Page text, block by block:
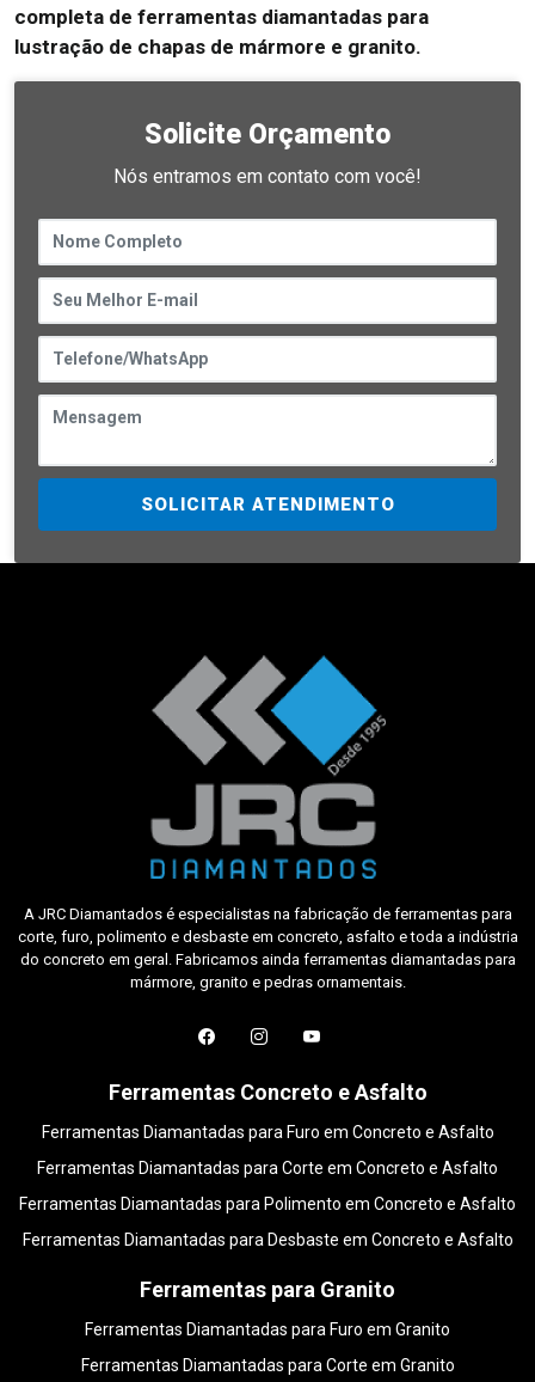
completa de ferramentas diamantadas para
lustração de chapas de mármore e granito.
Solicite Orçamento
Nós entramos em contato com você!
SOLICITAR ATENDIMENTO
A JRC Diamantados é especialistas na fabricação de ferramentas para
corte, furo, polimento e desbaste em concreto, asfalto e toda a indústria
do concreto em geral. Fabricamos ainda ferramentas diamantadas para
mármore, granito e pedras ornamentais.
Ferramentas Concreto e Asfalto
Ferramentas Diamantadas para Furo em Concreto e Asfalto
Ferramentas Diamantadas para Corte em Concreto e Asfalto
Ferramentas Diamantadas para Polimento em Concreto e Asfalto
Ferramentas Diamantadas para Desbaste em Concreto e Asfalto
Ferramentas para Granito
Ferramentas Diamantadas para Furo em Granito
Ferramentas Diamantadas para Corte em Granito